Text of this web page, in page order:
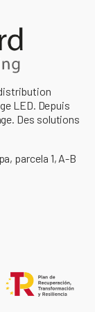
LED. Depuis
Des solutions
parcela 1, A-B